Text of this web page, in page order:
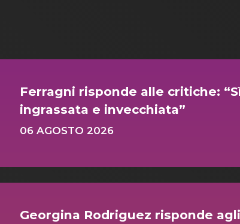
Ferragni risponde alle critiche:
ingrassata e invecchiata”
06 AGOSTO 2026
Georgina Rodriguez risponde